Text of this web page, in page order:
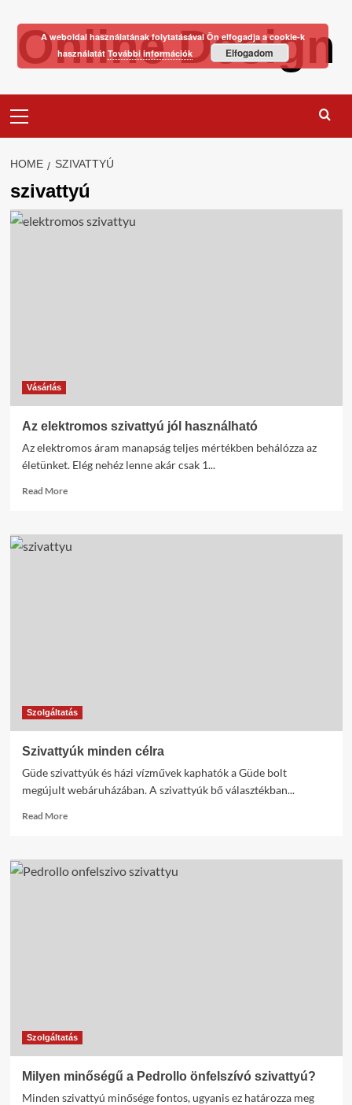
contentOnline Design
Menu
HOME SZIVATTYÚ
szivattyú
Vásárlás
Az elektromos szivattyú jól használható
Az elektromos áram manapság teljes mértékben behálózza az
életünket. Elég nehéz lenne akár csak 1...
Read MoreRead
Az
elektromos
Szolgáltatás
Szivattyúk minden célra
Güde szivattyúk és házi vízművek kaphatók a Güde bolt
megújult webáruházában. A szivattyúk bő választékban...
Read MoreRead
Szivattyúk
minden
Szolgáltatás
Milyen minőségű a Pedrollo önfelszívó szivattyú?
Minden szivattyú minősége fontos, ugyanis ez határozza meg
A weboldal használatának folytatásával Ön elfogadja a cookie-k
használatát További információk Elfogadom